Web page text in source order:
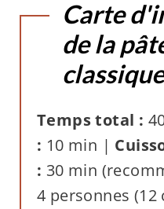
Carte
de la
classique
Temps total :
: 10 min |
: 30 min
4 personnes (12